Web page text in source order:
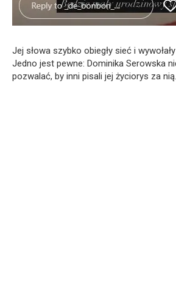
Jej słowa szybko obiegły sieć i
Jedno jest pewne: Dominika Serowska
pozwalać, by inni pisali jej życiorys za nią.